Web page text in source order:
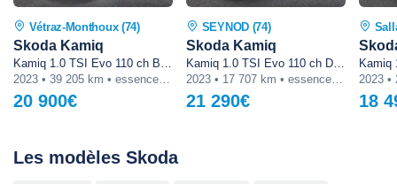
Vétraz-Monthoux (74)
Skoda Kamiq
Kamiq 1.0 TSI Evo 110 ch BVM6 Monte-Carlo
2023 • 39 205 km • essence • manuelle
20 900€
SEYNOD (74)
Skoda Kamiq
Kamiq 1.0 TSI Evo 110 ch DSG7 Ambition
2023 • 17 707 km • essence • automatique
21 290€ 18
Les modèles Skoda